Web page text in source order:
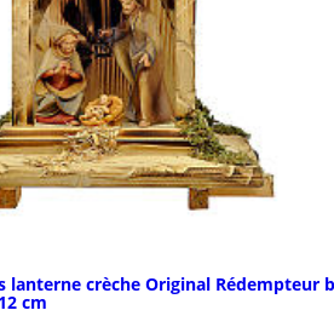
lanterne crèche Original Rédempteur
cm